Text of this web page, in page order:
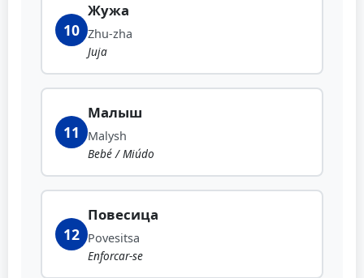
10
Жужа
Zhu-zha
Juja
11
Малыш
Malysh
Bebé / Miúdo
12
Повесица
Povesitsa
Enforcar-se